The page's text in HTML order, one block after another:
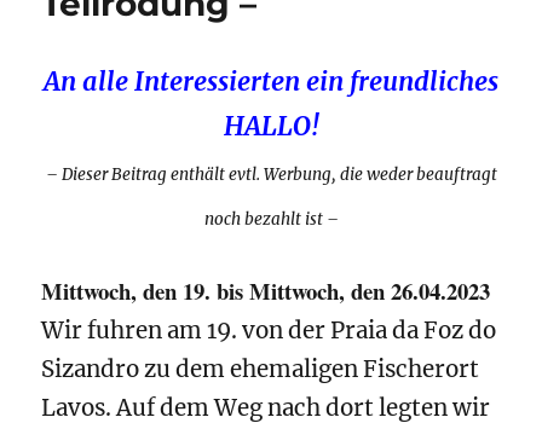
An alle Interessierten ein freundliches
HALLO!
– Dieser Beitrag enthält evtl. Werbung, die weder beauftragt
noch bezahlt ist –
Mittwoch, den 19. bis Mittwoch, den 26.04.2023
Wir fuhren am 19. von der Praia da Foz do
Sizandro zu dem ehemaligen Fischerort
Lavos. Auf dem Weg nach dort legten wir